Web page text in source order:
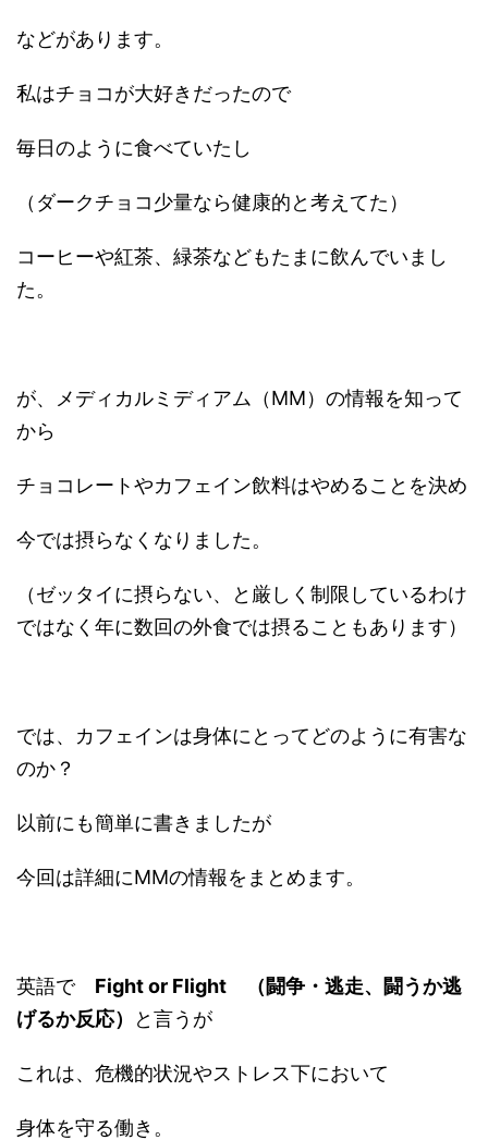
などがあります。
私はチョコが大好きだったので
毎日のように食べていたし
（ダークチョコ少量なら健康的と考えてた）
コーヒーや紅茶、緑茶などもたまに飲んでいまし
た。
が、メディカルミディアム（MM）の情報を知って
から
チョコレートやカフェイン飲料はやめることを決め
今では摂らなくなりました。
（ゼッタイに摂らない、と厳しく制限しているわけ
ではなく年に数回の外食では摂ることもあります）
では、カフェインは身体にとってどのように有害な
のか？
以前にも簡単に書きましたが
今回は詳細にMMの情報をまとめます。
英語で Fight or Flight （闘争・逃走、闘うか逃
げるか反応）
と言うが
これは、危機的状況やストレス下において
身体を守る働き。